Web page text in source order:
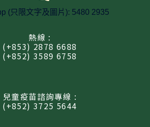
(只限文字及圖片): 5480 2935
熱線 :
(+853) 2878 6688
(+852) 3589 6758
兒童疫苗諮詢專線 :
(+852) 3725 5644